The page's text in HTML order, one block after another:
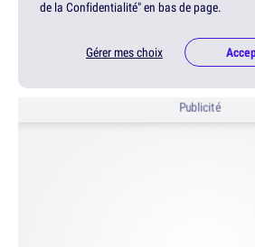
de la Confidentialité" en bas de page.
Gérer mes choix
Publicité